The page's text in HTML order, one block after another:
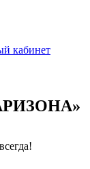
кабинет